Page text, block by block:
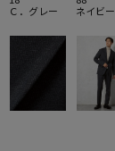
Ｃ．グレー
ネイビー